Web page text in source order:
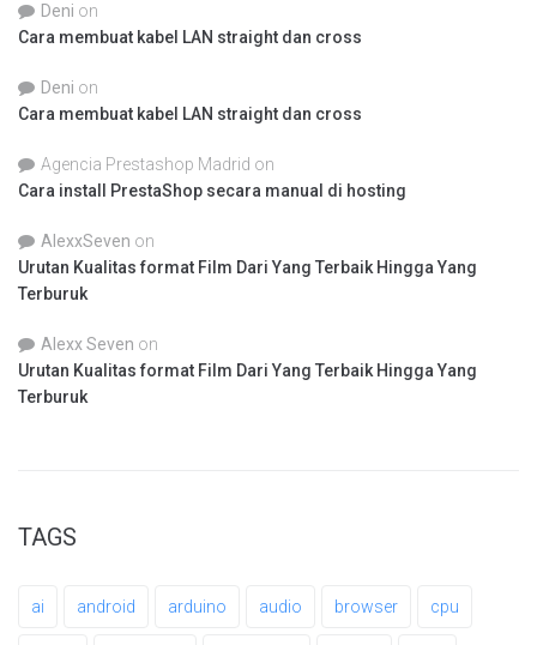
Deni on
Cara membuat kabel LAN straight dan cross
Deni on
Cara membuat kabel LAN straight dan cross
Agencia Prestashop Madrid on
Cara install PrestaShop secara manual di hosting
AlexxSeven on
Urutan Kualitas format Film Dari Yang Terbaik Hingga Yang
Terburuk
Alexx Seven on
Urutan Kualitas format Film Dari Yang Terbaik Hingga Yang
Terburuk
TAGS
ai android arduino audio browser cpu